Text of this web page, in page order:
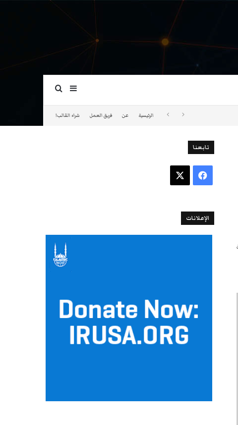
إضافة عمود جانبي
بحث عن
الرئيسية عن فريق العمل شراء القالب!
تابعنا
فيسبوك
الإعلانات